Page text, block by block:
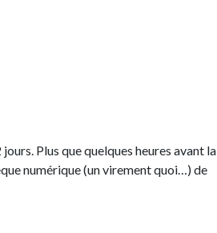
Plus que quelques heures avant la
numérique (un virement quoi…) de